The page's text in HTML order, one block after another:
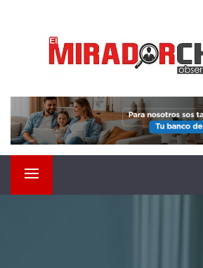
contenido
EL MIRADOR CHACO
Observá lo que pasa
Menú